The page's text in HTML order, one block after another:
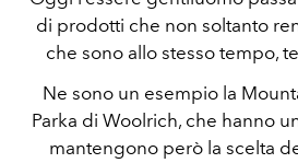
di prodotti che non soltanto
che sono allo stesso tempo,
Ne sono un esempio la
Parka di Woolrich, che hanno
mantengono però la scelta